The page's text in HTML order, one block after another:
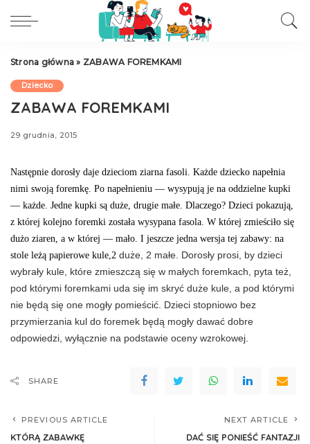
Strona główna » ZABAWA FOREMKAMI
Dziecko
ZABAWA FOREMKAMI
29 grudnia, 2015
Następnie dorosły daje dzieciom ziarna fasoli. Każde dziecko na­pełnia
nimi swoją foremkę. Po napełnieniu — wysypują je na od­dzielne kupki
— każde. Jedne kupki są duże, drugie małe. Dlaczego? Dzieci pokazują,
z której kolejno foremki została wysypana fasola. W której zmieściło się
dużo ziaren, a w której — mało. I jeszcze jedna wersja tej zabawy: na
stole leżą papierowe kule,2 duże, 2 małe. Dorosły prosi, by dzieci
wybrały kule, które zmiesz­czą się w małych foremkach, pyta też,
pod którymi foremkami uda się im skryć duże kule, a pod którymi
nie będą się one mogły po­mieścić. Dzieci stopniowo bez
przymierzania kul do foremek będą mogły dawać dobre
odpowiedzi, wyłącznie na podstawie oceny wzro­kowej.
SHARE
PREVIOUS ARTICLE
KTÓRĄ ZABAWKĘ
NEXT ARTICLE
DAĆ SIĘ PONIEŚĆ FANTAZJI